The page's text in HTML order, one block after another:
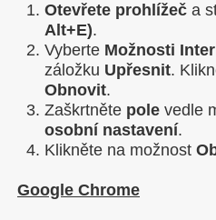
Otevřete prohlížeč a
Alt+E).
Vyberte Možnosti
záložku Upřesnit.
Obnovit.
Zaškrtněte pole vedle
osobní nastavení.
Klikněte na možnost
Google Chrome